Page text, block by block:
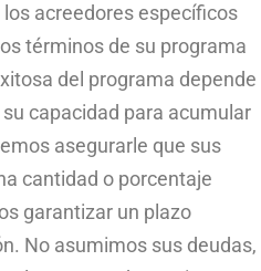
acreedores específicos
términos de su programa
del programa depende
capacidad para acumular
asegurarle que sus
cantidad o porcentaje
garantizar un plazo
No asumimos sus deudas,